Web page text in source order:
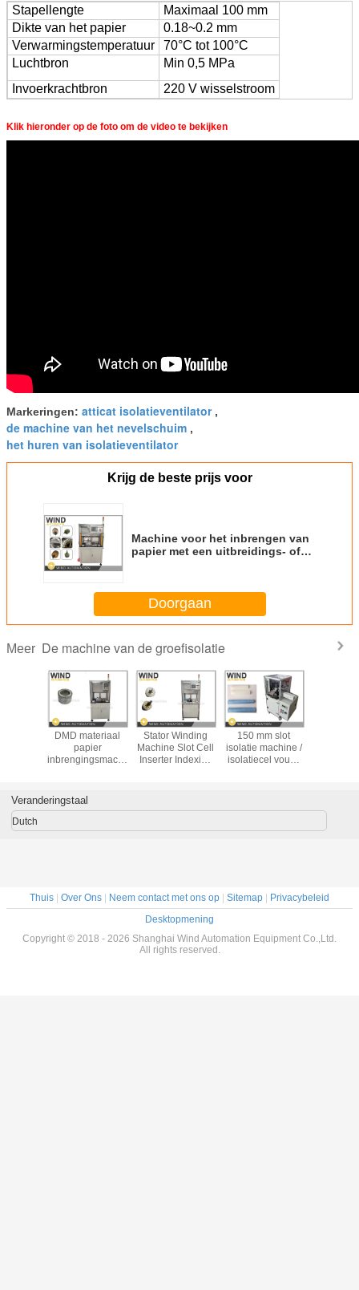
Stapellengte
Maximaal 100 mm
Dikte van het papier
0.18~0.2 mm
Verwarmingstemperatuur
70°C tot 100°C
Luchtbron
Min 0,5 MPa
Invoerkrachtbron
220 V wisselstroom
Klik hieronder op de foto om de video te bekijken
Markeringen: atticat isolatieventilator,
de machine van het nevelschuim ,
het huren van isolatieventilator
Krijg de beste prijs voor
Machine voor het inbrengen van
papier met een uitbreidings- of
Doorgaan
Meer De machine van de groefisolatie
En
DMD materiaal
papier
inbrengingsmachine
aandrijving motor
stator
Stator Winding
Machine Slot Cell
Inserter Indexing
Motor
150 mm slot
isolatie machine /
isolatiecel vouw-
Veranderingstaal
Dutch
Thuis | Over Ons | Neem contact met ons op | Sitemap | Privacybeleid
Desktopmening
Copyright © 2018 - 2026 Shanghai Wind Automation Equipment Co.,Ltd.
All rights reserved.